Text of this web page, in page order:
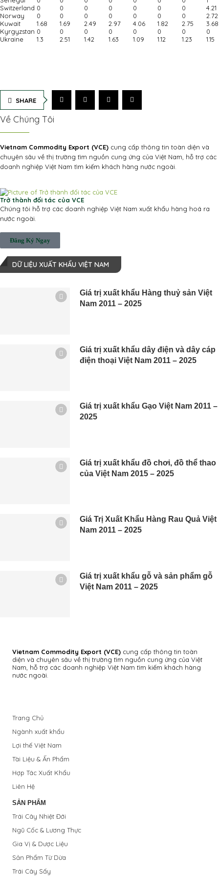
Switzerland 0 0 0 0 0 0 0
4.21
Norway
0 0 0 0 0 0 0
2.72
Kuwait
1.68 1.69 2.49 2.97 4.06 1.82 2.75
3.68
Kyrgyzstan 0 0 0 0 0 0 0
0
Ukraine
1.3 2.51 1.42 1.63 1.09 1.12 1.23 1.15
SHARE
Về Chúng Tôi
Vietnam Commodity Export (VCE) cung cấp thông tin toàn diện và
chuyên sâu về thị trường tìm nguồn cung ứng của Việt Nam, hỗ trợ các
doanh nghiệp Việt Nam tìm kiếm khách hàng nước ngoài.
Trở thành đối tác của VCE
Chúng tôi hỗ trợ các doanh nghiệp Việt Nam xuất khẩu hàng hoá ra
nước ngoài.
Đăng Ký Ngay
DỮ LIỆU XUẤT KHẨU VIỆT NAM
Giá trị xuất khẩu Hàng thuỷ sản Việt
Nam 2011 – 2025
Giá trị xuất khẩu dây điện và dây cáp
điện thoại Việt Nam 2011 – 2025
Giá trị xuất khẩu Gạo Việt Nam 2011 –
2025
Giá trị xuất khẩu đồ chơi, đồ thể thao
của Việt Nam 2015 – 2025
Giá Trị Xuất Khẩu Hàng Rau Quả Việt
Nam 2011 – 2025
Giá trị xuất khẩu gỗ và sản phẩm gỗ
Việt Nam 2011 – 2025
Vietnam Commodity Export (VCE) cung cấp thông tin toàn
diện và chuyên sâu về thị trường tìm nguồn cung ứng của Việt
Nam, hỗ trợ các doanh nghiệp Việt Nam tìm kiếm khách hàng
nước ngoài.
Trang Chủ
Ngành xuất khẩu
Lợi thế Việt Nam
Tài Liệu & Ấn Phẩm
Hợp Tác Xuất Khẩu
Liên Hệ
SẢN PHẨM
Trái Cây Nhiệt Đới
Ngũ Cốc & Lương Thực
Gia Vị & Dược Liệu
Sản Phẩm Từ Dừa
Trái Cây Sấy